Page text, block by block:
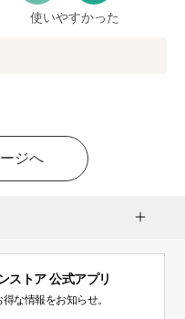
使いやすかった
ジへ
ストア 公式アプリ
な情報をお知らせ。